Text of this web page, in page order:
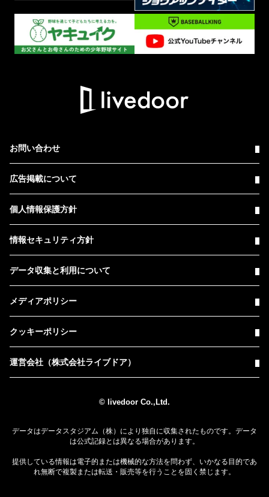
お問い合わせ
広告掲載について
個人情報保護方針
情報セキュリティ方針
データ収集と利用について
メディアポリシー
クッキーポリシー
運営会社（株式会社ライブドア）
© livedoor Co.,Ltd.
データはデータスタジアム（株）により独自に収集されたものです。データ
は公式記録とは異なる場合があります。
提供している情報は電子的または機械的な方法を問わず、いかなる目的であ
れ無断で複製または転送・販売等を行うことを固く禁じます。